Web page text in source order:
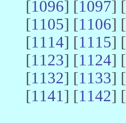
[1096] [1097] [
[1105] [1106] [
[1114] [1115] [
[1123] [1124] [
[1132] [1133] [
[1141] [1142] [